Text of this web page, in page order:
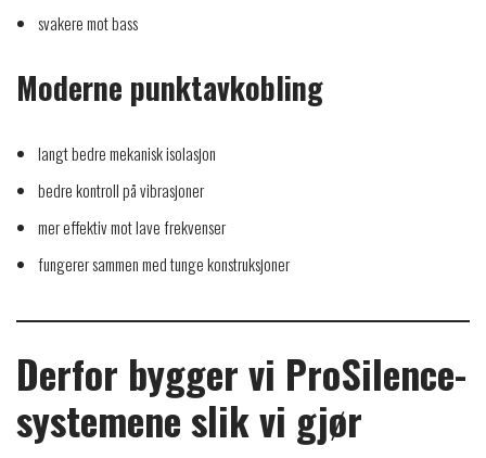
svakere mot bass
Moderne punktavkobling
langt bedre mekanisk isolasjon
bedre kontroll på vibrasjoner
mer effektiv mot lave frekvenser
fungerer sammen med tunge konstruksjoner
Derfor bygger vi ProSilence-
systemene slik vi gjør